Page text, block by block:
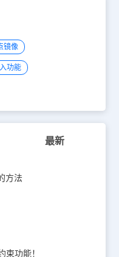
镜像
功能
最新
方法
束功能！